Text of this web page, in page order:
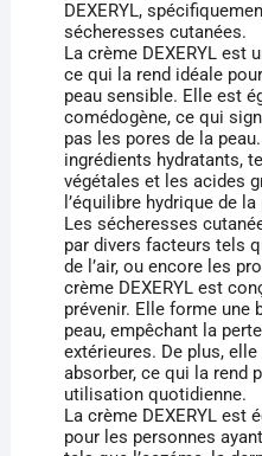
DEXERYL,
sécheresses cutanées.
La crème DEXERYL est
ce qui la rend idéale
peau sensible. Elle est
comédogène, ce qui
pas les pores de la
ingrédients hydratants,
végétales et les acides
l’équilibre hydrique de la
Les sécheresses
par divers facteurs tels
de l’air, ou encore les
crème DEXERYL est
prévenir. Elle forme une
peau, empêchant la
extérieures. De plus,
absorber, ce qui la rend
utilisation quotidienne.
La crème DEXERYL est
pour les personnes